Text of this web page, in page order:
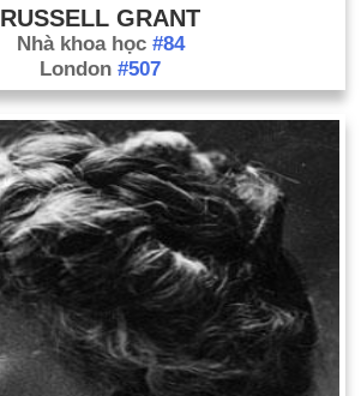
RUSSELL GRANT
Nhà khoa học #84
London #507